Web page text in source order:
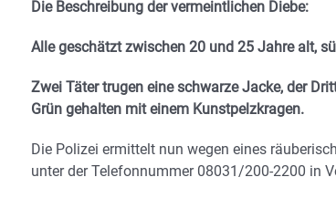
Die Beschreibung der vermeintlichen Diebe:
Alle geschätzt zwischen 20 und 25 Jahre alt,
Zwei Täter trugen eine schwarze Jacke, der
Grün gehalten mit einem Kunstpelzkragen.
Die Polizei ermittelt nun wegen eines
unter der Telefonnummer 08031/200-2200 in